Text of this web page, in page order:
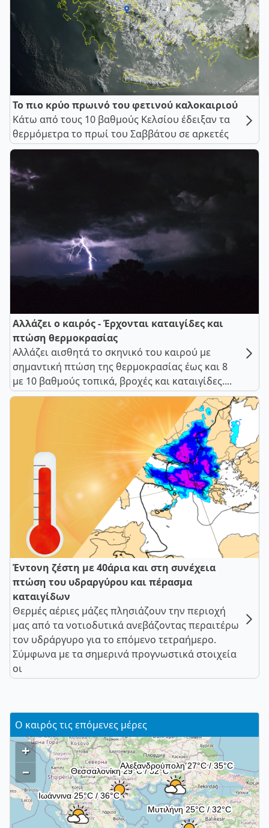
Το πιο κρύο πρωινό του φετινού καλοκαιριού
Κάτω από τους 10 βαθμούς Κελσίου έδειξαν τα
θερμόμετρα το πρωί του Σαββάτου σε αρκετές
Αλλάζει ο καιρός - Έρχονται καταιγίδες και
πτώση θερμοκρασίας
Αλλάζει αισθητά το σκηνικό του καιρού με
σημαντική πτώση της θερμοκρασίας έως και 8
με 10 βαθμούς τοπικά, βροχές και καταιγίδες....
Έντονη ζέστη με 40άρια και στη συνέχεια
πτώση του υδραργύρου και πέρασμα
καταιγίδων
Θερμές αέριες μάζες πλησιάζουν την περιοχή
μας από τα νοτιοδυτικά ανεβάζοντας περαιτέρω
τον υδράργυρο για το επόμενο τετραήμερο.
Σύμφωνα με τα σημερινά προγνωστικά στοιχεία
οι
Ο καιρός τις επόμενες μέρες
+
–